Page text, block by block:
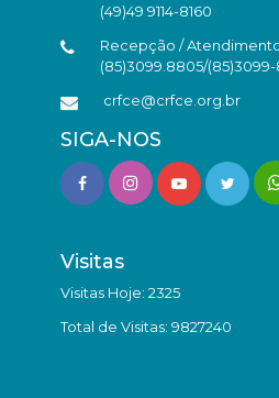
(49)49 9114-8160
Recepção /
(85)3099.8805/
crfce@crfce.org.br
SIGA-NOS
Visitas
Visitas Hoje: 2325
Total de Visitas: 9827240